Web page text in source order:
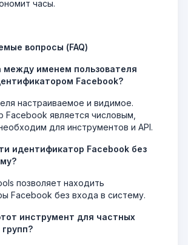
часы.
вопросы (FAQ)
между именем пользователя
Facebook?
настраиваемое и видимое.
Facebook является числовым,
для инструментов и API.
идентификатор Facebook без
позволяет находить
Facebook без входа в систему.
инструмент для частных